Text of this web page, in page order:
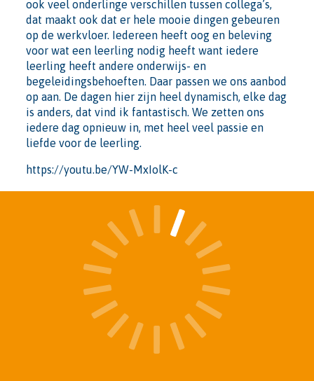
ook veel onderlinge verschillen tussen collega’s,
dat maakt ook dat er hele mooie dingen gebeuren
op de werkvloer. Iedereen heeft oog en beleving
voor wat een leerling nodig heeft want iedere
leerling heeft andere onderwijs- en
begeleidingsbehoeften. Daar passen we ons aanbod
op aan. De dagen hier zijn heel dynamisch, elke dag
is anders, dat vind ik fantastisch. We zetten ons
iedere dag opnieuw in, met heel veel passie en
liefde voor de leerling.
https://youtu.be/YW-MxIolK-c